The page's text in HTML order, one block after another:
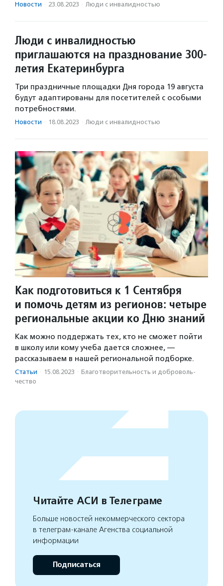
Новости · 23.08.2023 · Люди с инвалидностью
Люди с инвалидностью
приглашаются на празднование 300-
летия Екатеринбурга
Три праздничные площадки Дня города 19 августа
будут адаптированы для посетителей с особыми
потребностями.
Новости · 18.08.2023 · Люди с инвалидностью
Как подготовиться к 1 Сентября
и помочь детям из регионов: четыре
региональные акции ко Дню знаний
Как можно поддержать тех, кто не сможет пойти
в школу или кому учеба дается сложнее, —
рассказываем в нашей региональной подборке.
Статьи · 15.08.2023 · Благотвори­тель­ность и доброволь­
чест­во
Читайте АСИ в Телеграме
Больше новостей некоммерческого сектора
в телеграм-канале Агенства социальной
информации
Подписаться